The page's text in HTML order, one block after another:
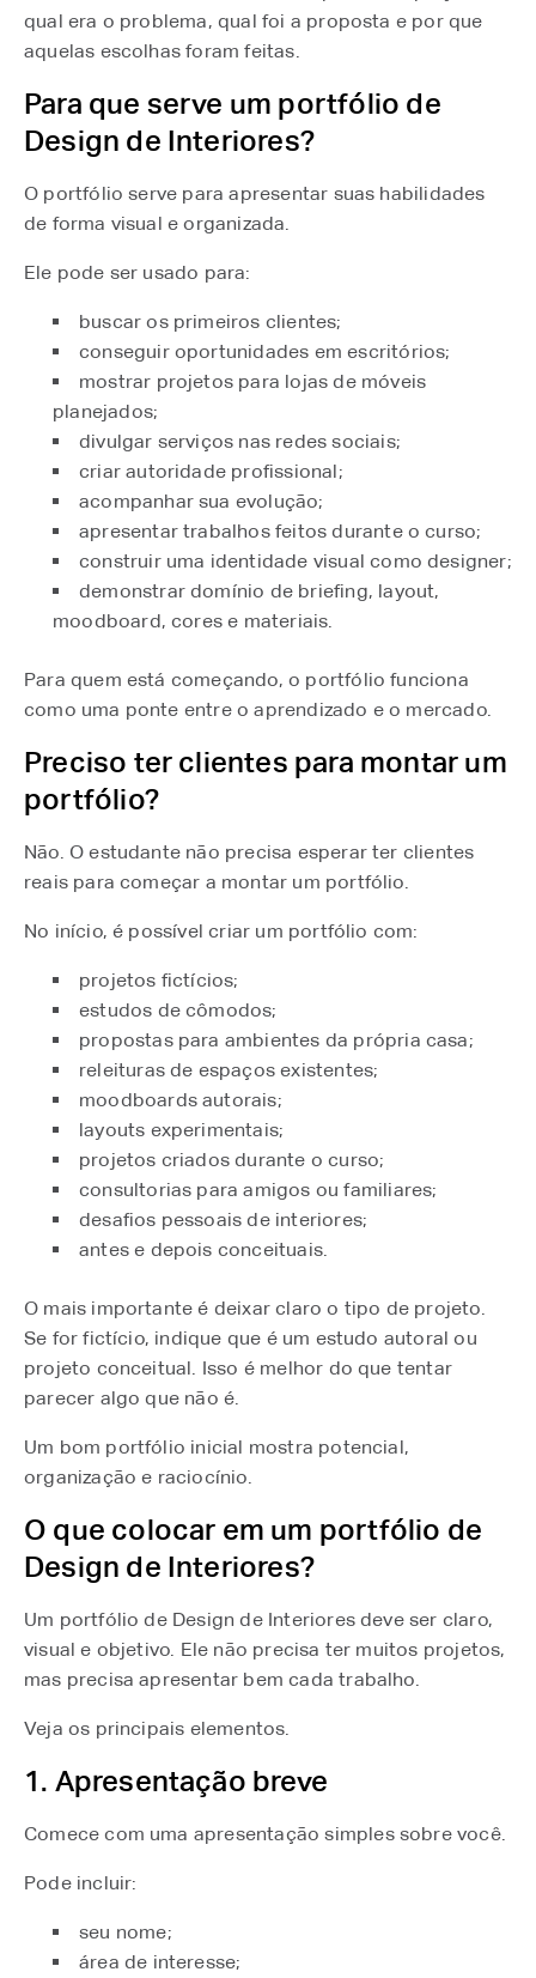
qual era o problema, qual foi a proposta e por que
aquelas escolhas foram feitas.
Para que serve um portfólio de
Design de Interiores?
O portfólio serve para apresentar suas habilidades
de forma visual e organizada.
Ele pode ser usado para:
buscar os primeiros clientes;
conseguir oportunidades em escritórios;
mostrar projetos para lojas de móveis
planejados;
divulgar serviços nas redes sociais;
criar autoridade profissional;
acompanhar sua evolução;
apresentar trabalhos feitos durante o curso;
construir uma identidade visual como designer;
demonstrar domínio de briefing, layout,
moodboard, cores e materiais.
Para quem está começando, o portfólio funciona
como uma ponte entre o aprendizado e o mercado.
Preciso ter clientes para montar um
portfólio?
Não. O estudante não precisa esperar ter clientes
reais para começar a montar um portfólio.
No início, é possível criar um portfólio com:
projetos fictícios;
estudos de cômodos;
propostas para ambientes da própria casa;
releituras de espaços existentes;
moodboards autorais;
layouts experimentais;
projetos criados durante o curso;
consultorias para amigos ou familiares;
desafios pessoais de interiores;
antes e depois conceituais.
O mais importante é deixar claro o tipo de projeto.
Se for fictício, indique que é um estudo autoral ou
projeto conceitual. Isso é melhor do que tentar
parecer algo que não é.
Um bom portfólio inicial mostra potencial,
organização e raciocínio.
O que colocar em um portfólio de
Design de Interiores?
Um portfólio de Design de Interiores deve ser claro,
visual e objetivo. Ele não precisa ter muitos projetos,
mas precisa apresentar bem cada trabalho.
Veja os principais elementos.
1. Apresentação breve
Comece com uma apresentação simples sobre você.
Pode incluir:
seu nome;
área de interesse;